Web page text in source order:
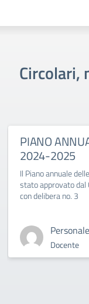
Circolari,
PIANO
2024-2025
Il Piano annuale
stato approvato dal
con delibera no. 3
Docente